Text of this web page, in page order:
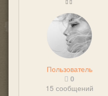
Пользователь
0
15 сообщений